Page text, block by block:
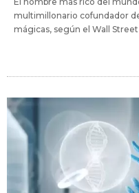
multimillonario cofundador
mágicas, según el Wall